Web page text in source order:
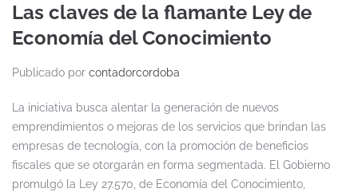
Las claves de la flamante Ley de
Economía del Conocimiento
Publicado por contadorcordoba
La iniciativa busca alentar la generación de nuevos
emprendimientos o mejoras de los servicios que brindan las
empresas de tecnología, con la promoción de beneficios
fiscales que se otorgarán en forma segmentada. El Gobierno
promulgó la Ley 27.570, de Economía del Conocimiento,